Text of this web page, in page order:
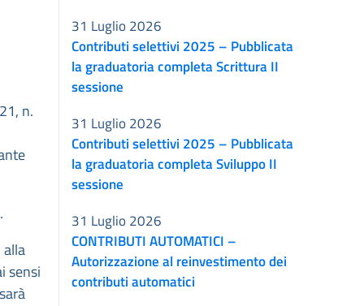
n.
sensi
Contributi selettivi 2025 – Pubblicata
la graduatoria completa Scrittura II
sessione
31 Luglio 2026
Contributi selettivi 2025 – Pubblicata
la graduatoria completa Sviluppo II
sessione
31 Luglio 2026
CONTRIBUTI AUTOMATICI –
Autorizzazione al reinvestimento dei
contributi automatici
31 Luglio 2026